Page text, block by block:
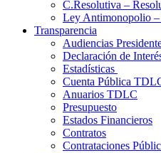
C.Resolutiva –
Ley Antimonopolio
Transparencia
Audiencias
Declaración de
Estadísticas
Cuenta Pública
Anuarios TDLC
Presupuesto
Estados Financieros
Contratos
Contrataciones